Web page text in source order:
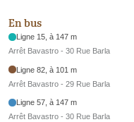
En bus
Ligne 15, à 147 m
Arrêt Bavastro - 30 Rue Barla
Ligne 82, à 101 m
Arrêt Bavastro - 29 Rue Barla
Ligne 57, à 147 m
Arrêt Bavastro - 30 Rue Barla